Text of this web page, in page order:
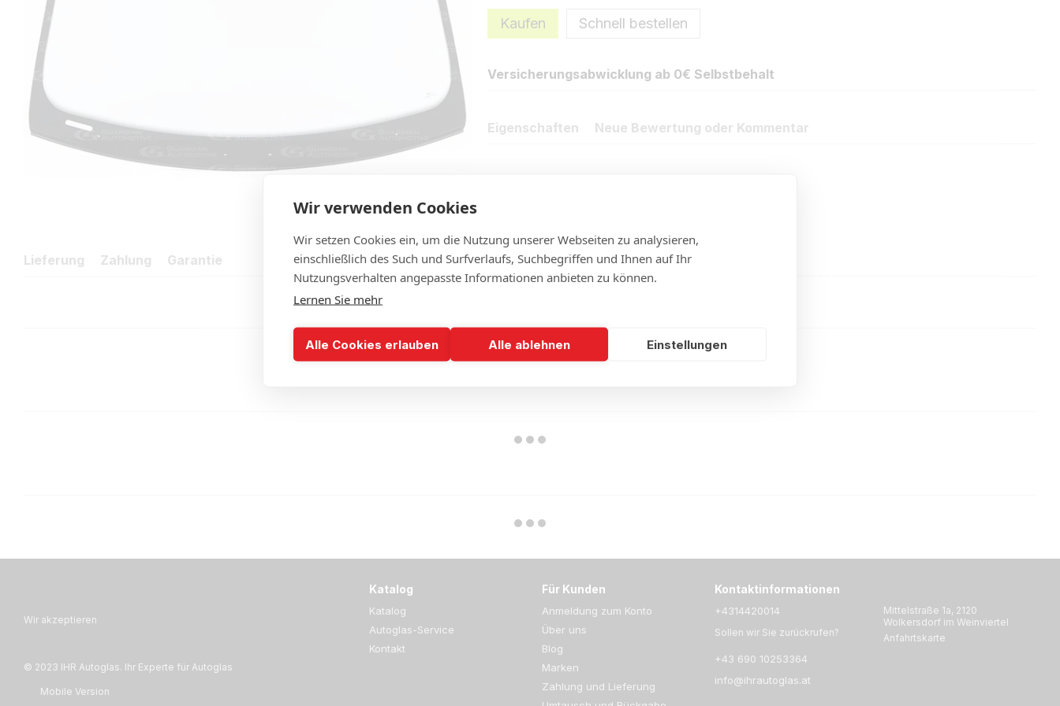
Kaufen Schnell bestellen
Versicherungsabwicklung ab 0€ Selbstbehalt
Eigenschaften Neue Bewertung oder Kommentar
Lieferung Zahlung Garantie
Wir akzeptieren
© 2023 IHR Autoglas. Ihr Experte für Autoglas
Mobile Version
Katalog
Katalog
Autoglas-Service
Kontakt
Für Kunden
Anmeldung zum Konto
Über uns
Blog
Marken
Zahlung und Lieferung
Kontaktinformationen
+4314420014
Sollen wir Sie zurückrufen?
+43 690 10253364
info@ihrautoglas.at
Mittelstraße 1a, 2120
Wolkersdorf im Weinviertel
Anfahrtskarte
Wir verwenden Cookies
Wir setzen Cookies ein, um die Nutzung unserer Webseiten zu analysieren,
einschließlich des Such und Surfverlaufs, Suchbegriffen und Ihnen auf Ihr
Nutzungsverhalten angepasste Informationen anbieten zu können.
Lernen Sie mehr
Alle Cookies erlauben Alle ablehnen Einstellungen